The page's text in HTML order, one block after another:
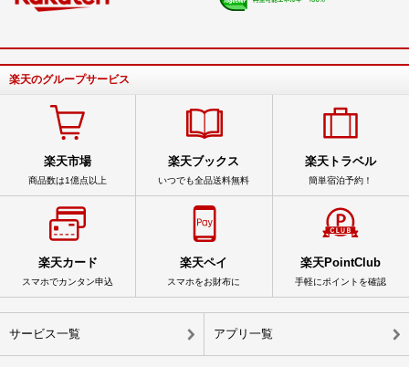
楽天のグループサービス
楽天市場
商品数は1億点以上
楽天ブックス
いつでも全品送料無料
楽天トラベル
簡単宿泊予約！
楽天カード
スマホでカンタン申込
楽天ペイ
スマホをお財布に
楽天PointClub
手軽にポイントを確認
サービス一覧 アプリ一覧